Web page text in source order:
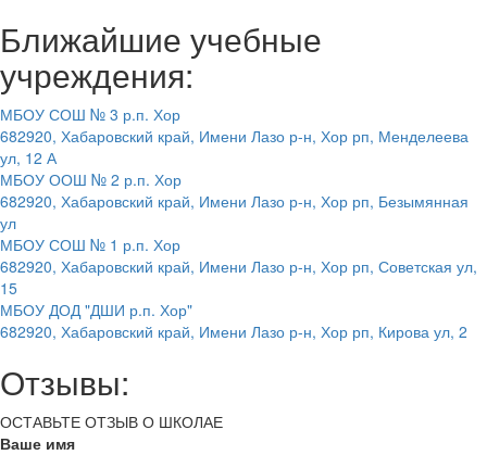
Ближайшие учебные
учреждения:
МБОУ СОШ № 3 р.п. Хор
682920, Хабаровский край, Имени Лазо р-н, Хор рп, Менделеева
ул, 12 А
МБОУ ООШ № 2 р.п. Хор
682920, Хабаровский край, Имени Лазо р-н, Хор рп, Безымянная
ул
МБОУ СОШ № 1 р.п. Хор
682920, Хабаровский край, Имени Лазо р-н, Хор рп, Советская ул,
15
МБОУ ДОД "ДШИ р.п. Хор"
682920, Хабаровский край, Имени Лазо р-н, Хор рп, Кирова ул, 2
Отзывы:
ОСТАВЬТЕ ОТЗЫВ О ШКОЛАЕ
Ваше имя